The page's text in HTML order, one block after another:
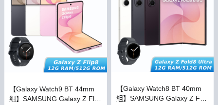
【Galaxy Watch9 BT 44mm
組】SAMSUNG Galaxy Z Flip
【Galaxy Watch8 BT 40mm
組】SAMSUNG Galaxy Z Fol